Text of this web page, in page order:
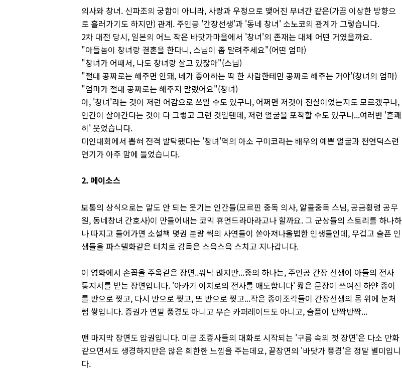
의사와 창녀. 신파조의 궁합이 아니라, 사랑과 우정으로 맺어진 부녀간 같은(가끔 이상한 방향으
로 흘러가기도 하지만) 관계. 주인공 '간장선생'과 '동네 창녀' 소노코의 관계가 그렇습니다.
2차 대전 당시, 일본의 어느 작은 바닷가마을에서 '창녀'의 존재는 대체 어떤 거였을까요.
"아들놈이 창녀랑 결혼을 한다니, 스님이 좀 말려주세요"(어떤 엄마)
"창녀가 어때서, 나도 창녀랑 살고 있잖아"(스님)
"절대 공짜로는 해주면 안돼, 네가 좋아하는 딱 한 사람한테만 공짜로 해주는 거야'(창녀의 엄마)
"엄마가 절대 공짜로는 해주지 말랬어요"(창녀)
아, '창녀'라는 것이 저런 어감으로 쓰일 수도 있구나, 어쩌면 저것이 진실이었는지도 모르겠구나,
인간이 살아간다는 것이 다 그렇고 그런 것일텐데, 저런 얼굴을 포착할 수도 있구나...여러번 '흔쾌
히' 웃었습니다.
미인대회에서 뽑혀 전격 발탁됐다는 '창녀'역의 아소 구미코라는 배우의 예쁜 얼굴과 천연덕스런
연기가 아주 맘에 들었습니다.
2. 페이소스
보통의 상식으로는 말도 안 되는 웃기는 인간들(모르핀 중독 의사, 알콜중독 스님, 공금횡령 공무
원, 동네창녀 간호사)이 만들어내는 코믹 휴먼드라마라고나 할까요. 그 군상들의 스토리를 하나하
나 따지고 들어가면 소설책 몇권 분량 씩의 사연들이 쏟아져나올법한 인생들인데, 무겁고 슬픈 인
생들을 파스텔화같은 터치로 감독은 스윽스윽 스치고 지나갑니다.
이 영화에서 손꼽을 주옥같은 장면..워낙 많지만...중의 하나는, 주인공 간장 선생이 아들의 전사
통지서를 받는 장면입니다. '아카기 이치로의 전사를 애도합니다' 짧은 문장이 쓰여진 하얀 종이
를 반으로 찢고, 다시 반으로 찢고, 또 반으로 찢고...작은 종이조각들이 간장선생의 몸 위에 눈처
럼 쌓입니다. 증권가 연말 풍경도 아니고 무슨 카퍼레이드도 아니고, 슬픔이 반짝반짝...
맨 마지막 장면도 압권입니다. 미군 조종사들의 대화로 시작되는 '구름 속의 첫 장면'은 다소 만화
같으면서도 생경하지만은 않은 희한한 느낌을 주는데요, 끝장면의 '바닷가 풍경'은 정말 별미입니
다.